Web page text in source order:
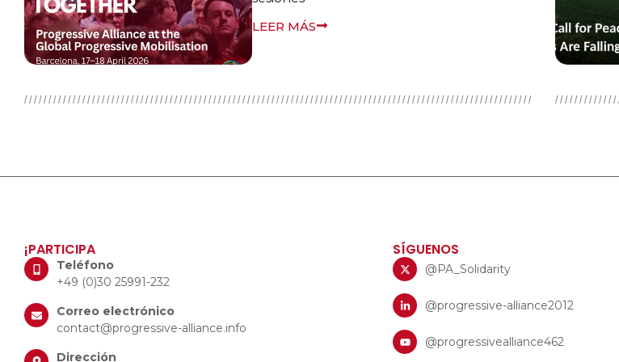
LEER MÁS
¡PARTICIPA
Teléfono
+49 (0)30 25991-232
Correo electrónico
contact@progressive-alliance.info
Dirección
SÍGUENOS
@PA_Solidarity
@progressive-alliance2012
@progressivealliance462